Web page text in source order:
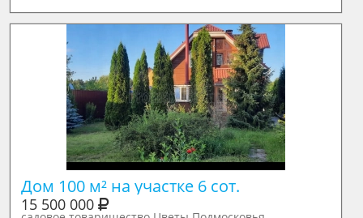
Дом 100 м² на участке 6 сот.
15 500 000